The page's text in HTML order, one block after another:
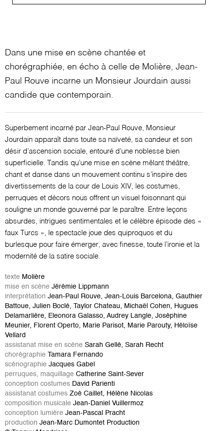
Dans une mise en scène chantée et
chorégraphiée, en écho à celle de Molière, Jean-
Paul Rouve incarne un Monsieur Jourdain aussi
candide que contemporain.
Superbement incarné par Jean-Paul Rouve, Monsieur
Jourdain apparaît dans toute sa naïveté, sa candeur et son
désir d’ascension sociale, entouré d’une noblesse bien
superficielle. Tandis qu’une mise en scène mêlant théâtre,
chant et danse dans un mouvement continu s’inspire des
divertissements de la cour de Louis XIV, les costumes,
perruques et décors nous offrent un visuel foisonnant qui
souligne un monde gouverné par le paraître. Entre leçons
absurdes, intrigues sentimentales et le célèbre épisode des «
faux Turcs », le spectacle joue des quiproquos et du
burlesque pour faire émerger, avec finesse, toute l’ironie et la
modernité de la satire sociale.
texte Molière
mise en scène Jérémie Lippmann
interprétation Jean-Paul Rouve, Jean-Louis Barcelona, Gauthier
Battoue, Julien Boclé, Taylor Chateau, Michaël Cohen, Hugues
Delamarlière, Eleonora Galasso, Audrey Langle, Joséphine
Meunier, Florent Operto, Marie Parisot, Marie Parouty, Héloïse
Vellard
assistanat mise en scène Sarah Gellé, Sarah Recht
chorégraphie Tamara Fernando
scénographie Jacques Gabel
perruques, maquillage Catherine Saint-Sever
conception costumes David Parienti
assistanat costumes Zoé Caillet, Hélène Nicolas
composition musicale Jean-Daniel Vuillermoz
conception lumière Jean-Pascal Pracht
production Jean-Marc Dumontet Production